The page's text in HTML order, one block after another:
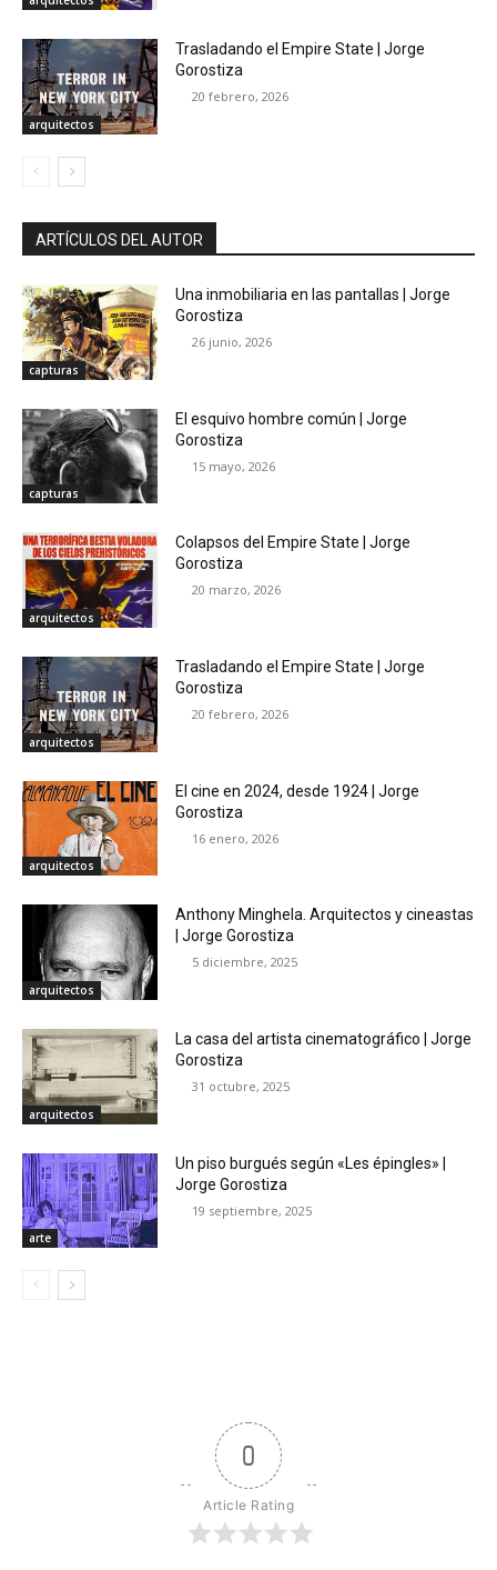
arquitectos
Trasladando el Empire State | Jorge
Gorostiza
20 febrero, 2026
ARTÍCULOS DEL AUTOR
capturas
Una inmobiliaria en las pantallas | Jorge
Gorostiza
26 junio, 2026
capturas
El esquivo hombre común | Jorge
Gorostiza
15 mayo, 2026
arquitectos
Colapsos del Empire State | Jorge
Gorostiza
20 marzo, 2026
arquitectos
Trasladando el Empire State | Jorge
Gorostiza
20 febrero, 2026
arquitectos
El cine en 2024, desde 1924 | Jorge
Gorostiza
16 enero, 2026
arquitectos
Anthony Minghela. Arquitectos y cineastas
| Jorge Gorostiza
5 diciembre, 2025
arquitectos
La casa del artista cinematográfico | Jorge
Gorostiza
31 octubre, 2025
arte
Un piso burgués según «Les épingles» |
Jorge Gorostiza
19 septiembre, 2025
0
Article Rating